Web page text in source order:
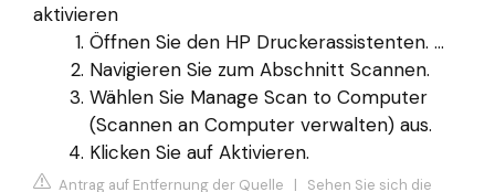
aktivieren
Öffnen Sie den HP Druckerassistenten. ...
Navigieren Sie zum Abschnitt Scannen.
Wählen Sie Manage Scan to Computer
(Scannen an Computer verwalten) aus.
Klicken Sie auf Aktivieren.
Antrag auf Entfernung der Quelle | Sehen Sie sich die